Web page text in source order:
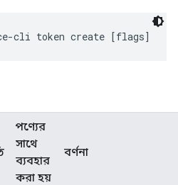
পণ্যের
সাথে
ব্যবহার
করা হয়
বর্ণনা